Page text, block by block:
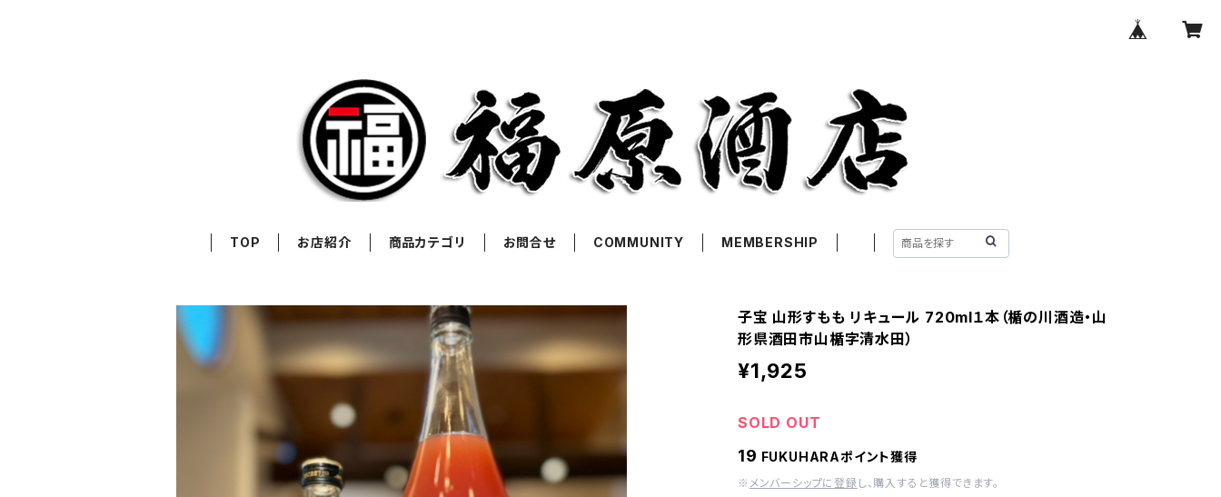
TOP お店紹介 商品カテゴリ お問合せ COMMUNITY MEMBERSHIP
子宝 山形すもも リキュール 720ml１本（楯の川酒造・山
形県酒田市山楯字清水田）
¥1,925
SOLD OUT
19 FUKUHARAポイント獲得
※ メンバーシップに登録 し、購入すると獲得できます。